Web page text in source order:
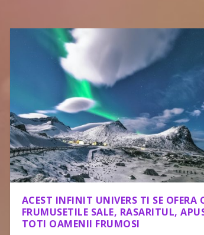
ACEST INFINIT UNIVERS TI SE OFERA
FRUMUSETILE SALE, RASARITUL,
TOTI OAMENII FRUMOSI